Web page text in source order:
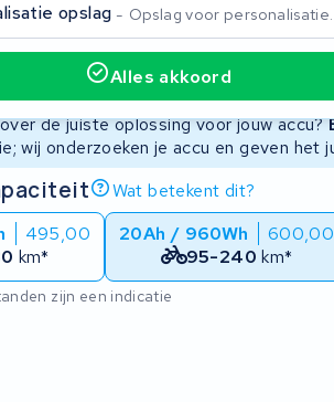
opslag Opslag voor personalisatie.
Alles akkoord
Accu reparatie Nieuwe
de juiste oplossing voor jouw accu?
wij onderzoeken je accu en geven het
Wat betekent dit?
495,00
km*
20Ah / 960Wh
600,00
95-240 km*
zijn een indicatie
om te zoeken